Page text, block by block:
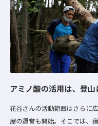
アミノ酸の活用は、登
花谷さんの活動範囲はさらに
屋の運営も開始。そこでは、